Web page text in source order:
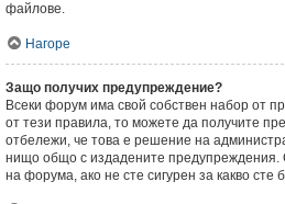
файлове.
Нагоре
Защо получих предупреждение?
Всеки форум има свой собствен набор от
от тези правила, то можете да получите
отбележи, че това е решение на
нищо общо с издадените предупреждения.
на форума, ако не сте сигурен за какво сте